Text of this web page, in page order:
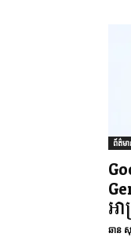
ព័ត៌មា
អ
ឆាន